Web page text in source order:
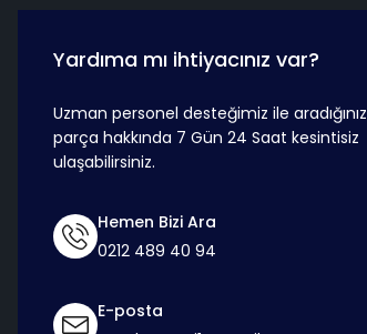
Yardıma mı ihtiyacınız var?
Uzman personel desteğimiz ile aradığınız
parça hakkında 7 Gün 24 Saat kesintisiz
ulaşabilirsiniz.
Hemen Bizi Ara
0212 489 40 94
E-posta